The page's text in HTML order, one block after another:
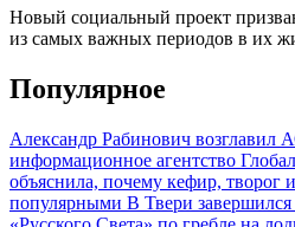
Новый социальный проект
из самых важных периодов в их
Популярное
Александр Рабинович возглавил
информационное агентство
объяснила, почему кефир, творог
популярными В Твери